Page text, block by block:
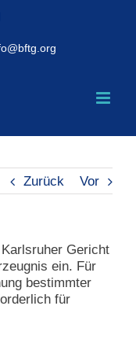
Zurück Vor
Gericht
ein. Für
bestimmter
für